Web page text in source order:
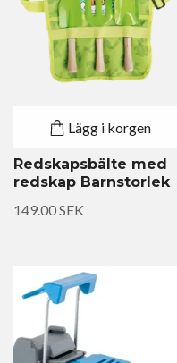
Lägg i korgen
Redskapsbälte med
redskap Barnstorlek
149.00 SEK